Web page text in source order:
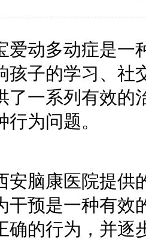
动多动症是一
孩子的学习、社
了一系列有效的
为问题。
脑康医院提供
干预是一种有效
确的行为，并逐